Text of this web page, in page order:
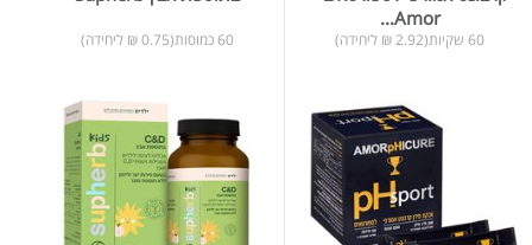
Amor...
60 שקיות(2.92 ₪ ליחידה) 60 כמוסות(0.75 ₪ ליחידה)